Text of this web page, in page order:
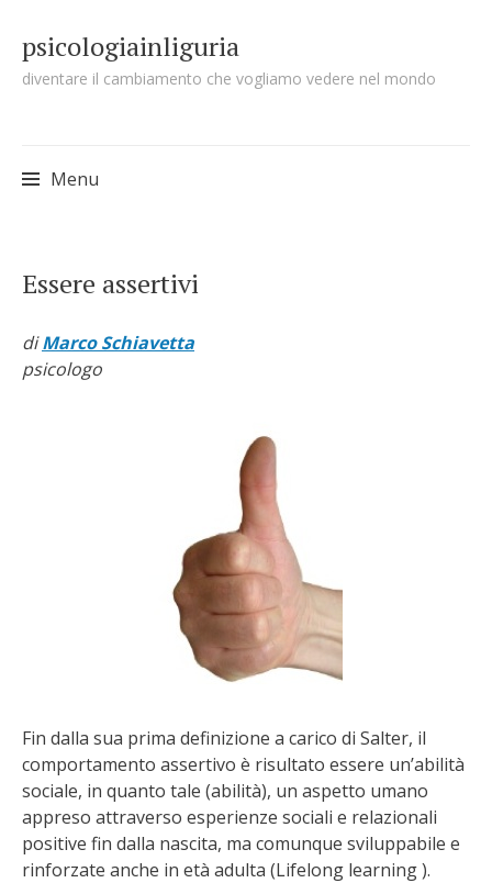
psicologiainliguria
diventare il cambiamento che vogliamo vedere nel mondo
Menu
Essere assertivi
diMarco Schiavetta
psicologo
Fin dalla sua prima definizione a carico di Salter, il
comportamento assertivo è risultato essere un’abilità
sociale, in quanto tale (abilità), un aspetto umano
appreso attraverso esperienze sociali e relazionali
positive fin dalla nascita, ma comunque sviluppabile e
rinforzate anche in età adulta (Lifelong learning ).